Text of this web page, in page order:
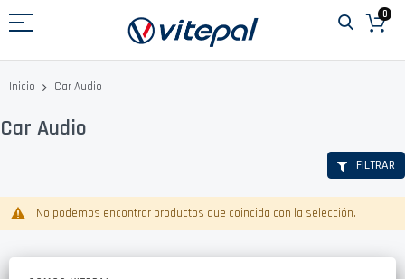
al
0
Inicio Car Audio
Car Audio
No podemos encontrar productos que coincida con la selección.
FILTRAR